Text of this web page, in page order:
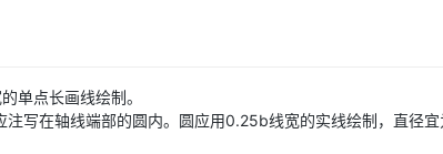
单点长画线绘制。
写在轴线端部的圆内。圆应用0.25b线宽的实线绘制，直径